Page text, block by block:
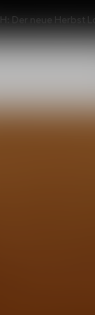
Der neue